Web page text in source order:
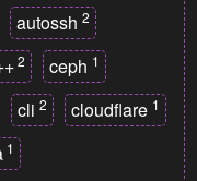
autossh 2
2 ceph 1
cli 2 cloudflare 1
1